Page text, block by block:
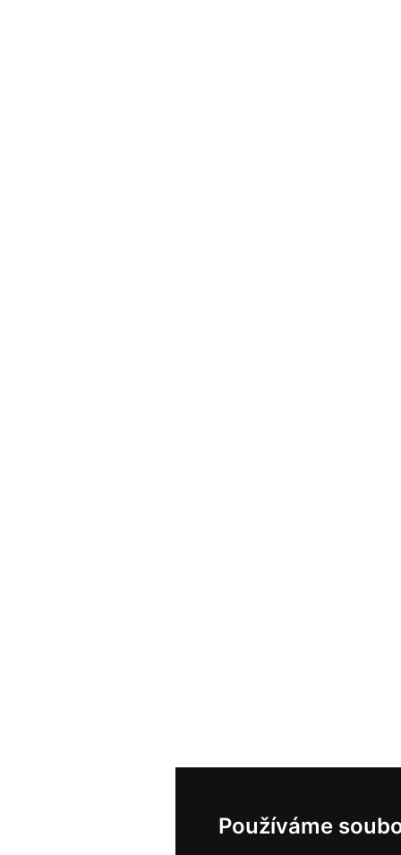
Používáme